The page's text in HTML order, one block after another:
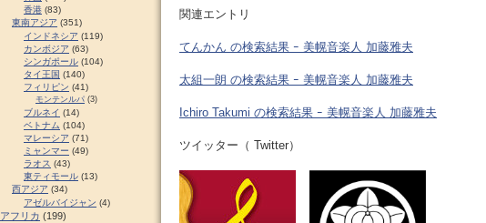
関連エントリ
てんかん の検索結果 ｰ 美幌音楽人 加藤雅夫
太組一朗 の検索結果 ｰ 美幌音楽人 加藤雅夫
Ichiro Takumi の検索結果 ｰ 美幌音楽人 加藤雅夫
ツイッター（ Twitter）
香港 (83)
東南アジア (351)
インドネシア (119)
カンボジア (63)
シンガポール (104)
タイ王国 (140)
フィリピン (41)
モンテンルパ (3)
ブルネイ (14)
ベトナム (104)
マレーシア (71)
ミャンマー (49)
ラオス (43)
東ティモール (13)
西アジア (34)
アゼルバイジャン (4)
アフリカ (199)